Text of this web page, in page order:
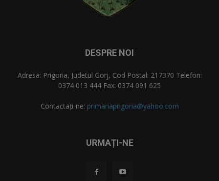
DESPRE NOI
Adresa: Prigoria, Judetul Gorj, Cod Postal: 217370 Telefon:
0374 013 444 Fax: 0374 091 625
Contactați-ne: primariaprigoria@yahoo.com
URMAȚI-NE